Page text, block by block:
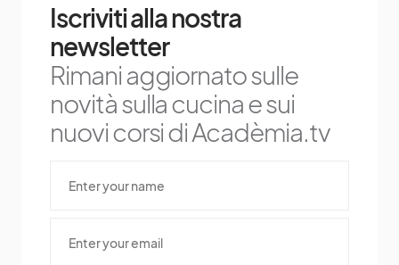
Iscriviti alla nostra
newsletter
Rimani aggiornato sulle
novità sulla cucina e sui
nuovi corsi di Acadèmia.tv